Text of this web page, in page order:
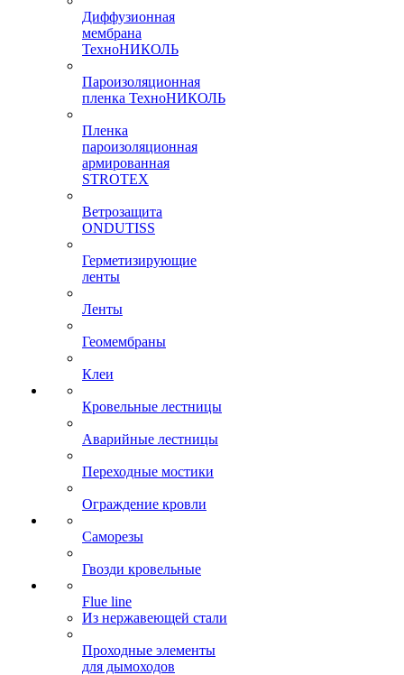
Диффузионная
мембрана
ТехноНИКОЛЬ
Пароизоляционная
пленка ТехноНИКОЛЬ
Пленка
пароизоляционная
армированная
STROTEX
Ветрозащита
ONDUTISS
Герметизирующие
ленты
Ленты
Геомембраны
Клеи
Кровельные лестницы
Аварийные лестницы
Переходные мостики
Ограждение кровли
Саморезы
Гвозди кровельные
Flue line
Из нержавеющей стали
Проходные элементы
для дымоходов